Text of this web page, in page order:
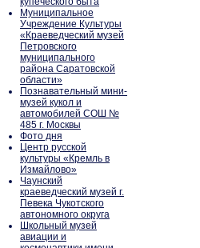
Муниципальное
Учреждение Культуры
«Краеведческий музей
Петровского
муниципального
района Саратовской
области»
Познавательный мини-
музей кукол и
автомобилей СОШ №
485 г. Москвы
Фото дня
Центр русской
культуры «Кремль в
Измайлово»
Чаунский
краеведческий музей г.
Певека Чукотского
автономного округа
Школьный музей
авиации и